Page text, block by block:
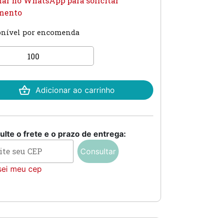
por encomenda
Adicionar ao carrinho
o frete e o prazo de entrega:
Consultar
meu cep